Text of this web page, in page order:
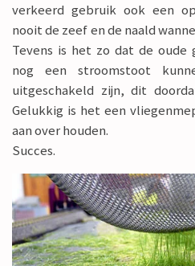
verkeerd gebruik ook een
nooit de zeef en de naald
Tevens is het zo dat de oude
nog een stroomstoot
uitgeschakeld zijn, dit
Gelukkig is het een
aan over houden.
Succes.